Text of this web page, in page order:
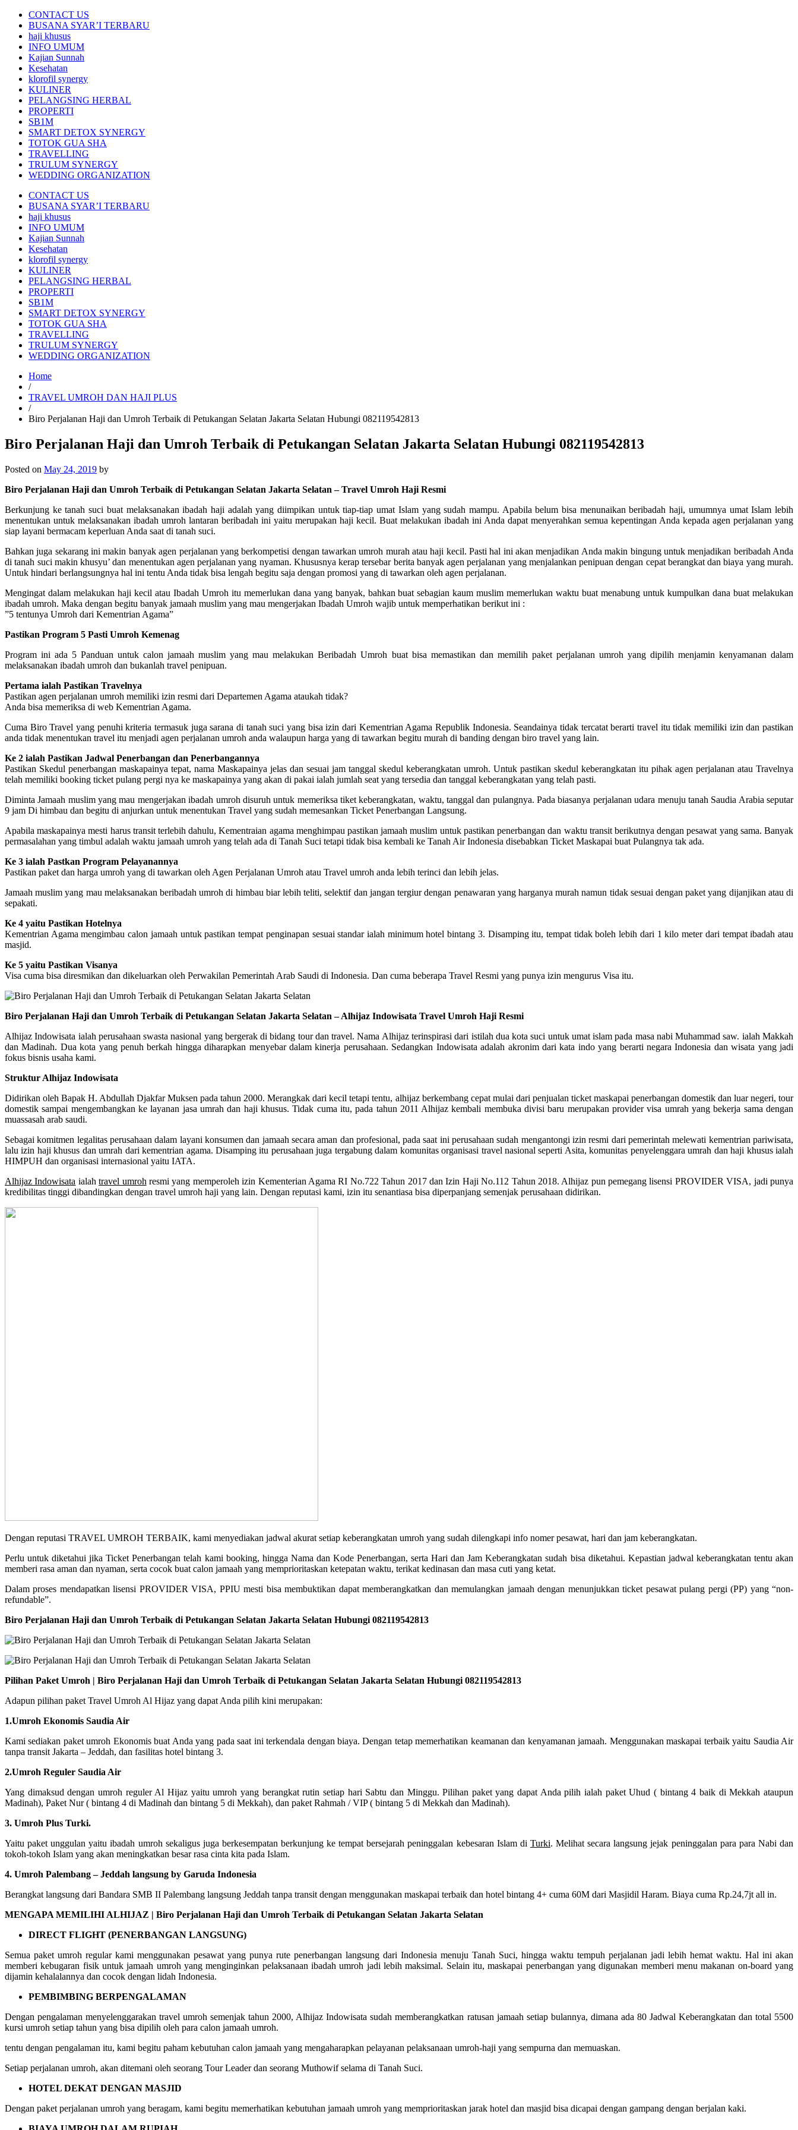
CONTACT US
BUSANA SYAR’I TERBARU
haji khusus
INFO UMUM
Kajian Sunnah
Kesehatan
klorofil synergy
KULINER
PELANGSING HERBAL
PROPERTI
SB1M
SMART DETOX SYNERGY
TOTOK GUA SHA
TRAVELLING
TRULUM SYNERGY
WEDDING ORGANIZATION
CONTACT US
BUSANA SYAR’I TERBARU
haji khusus
INFO UMUM
Kajian Sunnah
Kesehatan
klorofil synergy
KULINER
PELANGSING HERBAL
PROPERTI
SB1M
SMART DETOX SYNERGY
TOTOK GUA SHA
TRAVELLING
TRULUM SYNERGY
WEDDING ORGANIZATION
Home
/
TRAVEL UMROH DAN HAJI PLUS
/
Biro Perjalanan Haji dan Umroh Terbaik di Petukangan Selatan Jakarta Selatan Hubungi 082119542813
Biro Perjalanan Haji dan Umroh Terbaik di Petukangan Selatan Jakarta Selatan Hubungi 082119542813
Posted on May 24, 2019 by
Biro Perjalanan Haji dan Umroh Terbaik di Petukangan Selatan Jakarta Selatan – Travel Umroh Haji Resmi
Berkunjung ke tanah suci buat melaksanakan ibadah haji adalah yang diimpikan untuk tiap-tiap umat Islam yang sudah mampu. Apabila belum bisa menunaikan beribadah haji, umumnya umat Islam lebih
menentukan untuk melaksanakan ibadah umroh lantaran beribadah ini yaitu merupakan haji kecil. Buat melakukan ibadah ini Anda dapat menyerahkan semua kepentingan Anda kepada agen perjalanan yang
siap layani bermacam keperluan Anda saat di tanah suci.
Bahkan juga sekarang ini makin banyak agen perjalanan yang berkompetisi dengan tawarkan umroh murah atau haji kecil. Pasti hal ini akan menjadikan Anda makin bingung untuk menjadikan beribadah Anda
di tanah suci makin khusyu’ dan menentukan agen perjalanan yang nyaman. Khususnya kerap tersebar berita banyak agen perjalanan yang menjalankan penipuan dengan cepat berangkat dan biaya yang murah.
Untuk hindari berlangsungnya hal ini tentu Anda tidak bisa lengah begitu saja dengan promosi yang di tawarkan oleh agen perjalanan.
Mengingat dalam melakukan haji kecil atau Ibadah Umroh itu memerlukan dana yang banyak, bahkan buat sebagian kaum muslim memerlukan waktu buat menabung untuk kumpulkan dana buat melakukan
ibadah umroh. Maka dengan begitu banyak jamaah muslim yang mau mengerjakan Ibadah Umroh wajib untuk memperhatikan berikut ini :
”5 tentunya Umroh dari Kementrian Agama”
Pastikan Program 5 Pasti Umroh Kemenag
Program ini ada 5 Panduan untuk calon jamaah muslim yang mau melakukan Beribadah Umroh buat bisa memastikan dan memilih paket perjalanan umroh yang dipilih menjamin kenyamanan dalam
melaksanakan ibadah umroh dan bukanlah travel penipuan.
Pertama ialah Pastikan Travelnya
Pastikan agen perjalanan umroh memiliki izin resmi dari Departemen Agama ataukah tidak?
Anda bisa memeriksa di web Kementrian Agama.
Cuma Biro Travel yang penuhi kriteria termasuk juga sarana di tanah suci yang bisa izin dari Kementrian Agama Republik Indonesia. Seandainya tidak tercatat berarti travel itu tidak memiliki izin dan pastikan
anda tidak menentukan travel itu menjadi agen perjalanan umroh anda walaupun harga yang di tawarkan begitu murah di banding dengan biro travel yang lain.
Ke 2 ialah Pastikan Jadwal Penerbangan dan Penerbangannya
Pastikan Skedul penerbangan maskapainya tepat, nama Maskapainya jelas dan sesuai jam tanggal skedul keberangkatan umroh. Untuk pastikan skedul keberangkatan itu pihak agen perjalanan atau Travelnya
telah memiliki booking ticket pulang pergi nya ke maskapainya yang akan di pakai ialah jumlah seat yang tersedia dan tanggal keberangkatan yang telah pasti.
Diminta Jamaah muslim yang mau mengerjakan ibadah umroh disuruh untuk memeriksa tiket keberangkatan, waktu, tanggal dan pulangnya. Pada biasanya perjalanan udara menuju tanah Saudia Arabia seputar
9 jam Di himbau dan begitu di anjurkan untuk menentukan Travel yang sudah memesankan Ticket Penerbangan Langsung.
Apabila maskapainya mesti harus transit terlebih dahulu, Kementraian agama menghimpau pastikan jamaah muslim untuk pastikan penerbangan dan waktu transit berikutnya dengan pesawat yang sama. Banyak
permasalahan yang timbul adalah waktu jamaah umroh yang telah ada di Tanah Suci tetapi tidak bisa kembali ke Tanah Air Indonesia disebabkan Ticket Maskapai buat Pulangnya tak ada.
Ke 3 ialah Pastkan Program Pelayanannya
Pastikan paket dan harga umroh yang di tawarkan oleh Agen Perjalanan Umroh atau Travel umroh anda lebih terinci dan lebih jelas.
Jamaah muslim yang mau melaksanakan beribadah umroh di himbau biar lebih teliti, selektif dan jangan tergiur dengan penawaran yang harganya murah namun tidak sesuai dengan paket yang dijanjikan atau di
sepakati.
Ke 4 yaitu Pastikan Hotelnya
Kementrian Agama mengimbau calon jamaah untuk pastikan tempat penginapan sesuai standar ialah minimum hotel bintang 3. Disamping itu, tempat tidak boleh lebih dari 1 kilo meter dari tempat ibadah atau
masjid.
Ke 5 yaitu Pastikan Visanya
Visa cuma bisa diresmikan dan dikeluarkan oleh Perwakilan Pemerintah Arab Saudi di Indonesia. Dan cuma beberapa Travel Resmi yang punya izin mengurus Visa itu.
Biro Perjalanan Haji dan Umroh Terbaik di Petukangan Selatan Jakarta Selatan – Alhijaz Indowisata Travel Umroh Haji Resmi
Alhijaz Indowisata ialah perusahaan swasta nasional yang bergerak di bidang tour dan travel. Nama Alhijaz terinspirasi dari istilah dua kota suci untuk umat islam pada masa nabi Muhammad saw. ialah Makkah
dan Madinah. Dua kota yang penuh berkah hingga diharapkan menyebar dalam kinerja perusahaan. Sedangkan Indowisata adalah akronim dari kata indo yang berarti negara Indonesia dan wisata yang jadi
fokus bisnis usaha kami.
Struktur Alhijaz Indowisata
Didirikan oleh Bapak H. Abdullah Djakfar Muksen pada tahun 2000. Merangkak dari kecil tetapi tentu, alhijaz berkembang cepat mulai dari penjualan ticket maskapai penerbangan domestik dan luar negeri, tour
domestik sampai mengembangkan ke layanan jasa umrah dan haji khusus. Tidak cuma itu, pada tahun 2011 Alhijaz kembali membuka divisi baru merupakan provider visa umrah yang bekerja sama dengan
muassasah arab saudi.
Sebagai komitmen legalitas perusahaan dalam layani konsumen dan jamaah secara aman dan profesional, pada saat ini perusahaan sudah mengantongi izin resmi dari pemerintah melewati kementrian pariwisata,
lalu izin haji khusus dan umrah dari kementrian agama. Disamping itu perusahaan juga tergabung dalam komunitas organisasi travel nasional seperti Asita, komunitas penyelenggara umrah dan haji khusus ialah
HIMPUH dan organisasi internasional yaitu IATA.
Alhijaz Indowisata ialahtravel umroh resmi yang memperoleh izin Kementerian Agama RI No.722 Tahun 2017 dan Izin Haji No.112 Tahun 2018. Alhijaz pun pemegang lisensi PROVIDER VISA, jadi punya
kredibilitas tinggi dibandingkan dengan travel umroh haji yang lain. Dengan reputasi kami, izin itu senantiasa bisa diperpanjang semenjak perusahaan didirikan.
Dengan reputasi TRAVEL UMROH TERBAIK, kami menyediakan jadwal akurat setiap keberangkatan umroh yang sudah dilengkapi info nomer pesawat, hari dan jam keberangkatan.
Perlu untuk diketahui jika Ticket Penerbangan telah kami booking, hingga Nama dan Kode Penerbangan, serta Hari dan Jam Keberangkatan sudah bisa diketahui. Kepastian jadwal keberangkatan tentu akan
memberi rasa aman dan nyaman, serta cocok buat calon jamaah yang memprioritaskan ketepatan waktu, terikat kedinasan dan masa cuti yang ketat.
Dalam proses mendapatkan lisensi PROVIDER VISA, PPIU mesti bisa membuktikan dapat memberangkatkan dan memulangkan jamaah dengan menunjukkan ticket pesawat pulang pergi (PP) yang “non-
refundable”.
Biro Perjalanan Haji dan Umroh Terbaik di Petukangan Selatan Jakarta Selatan Hubungi 082119542813
Pilihan Paket Umroh | Biro Perjalanan Haji dan Umroh Terbaik di Petukangan Selatan Jakarta Selatan Hubungi 082119542813
Adapun pilihan paket Travel Umroh Al Hijaz yang dapat Anda pilih kini merupakan:
1.Umroh Ekonomis Saudia Air
Kami sediakan paket umroh Ekonomis buat Anda yang pada saat ini terkendala dengan biaya. Dengan tetap memerhatikan keamanan dan kenyamanan jamaah. Menggunakan maskapai terbaik yaitu Saudia Air
tanpa transit Jakarta – Jeddah, dan fasilitas hotel bintang 3.
2.Umroh Reguler Saudia Air
Yang dimaksud dengan umroh reguler Al Hijaz yaitu umroh yang berangkat rutin setiap hari Sabtu dan Minggu. Pilihan paket yang dapat Anda pilih ialah paket Uhud ( bintang 4 baik di Mekkah ataupun
Madinah), Paket Nur ( bintang 4 di Madinah dan bintang 5 di Mekkah), dan paket Rahmah / VIP ( bintang 5 di Mekkah dan Madinah).
3. Umroh Plus Turki.
Yaitu paket unggulan yaitu ibadah umroh sekaligus juga berkesempatan berkunjung ke tempat bersejarah peninggalan kebesaran Islam di Turki. Melihat secara langsung jejak peninggalan para para Nabi dan
tokoh-tokoh Islam yang akan meningkatkan besar rasa cinta kita pada Islam.
4. Umroh Palembang – Jeddah langsung by Garuda Indonesia
Berangkat langsung dari Bandara SMB II Palembang langsung Jeddah tanpa transit dengan menggunakan maskapai terbaik dan hotel bintang 4+ cuma 60M dari Masjidil Haram. Biaya cuma Rp.24,7jt all in.
MENGAPA MEMILIHI ALHIJAZ | Biro Perjalanan Haji dan Umroh Terbaik di Petukangan Selatan Jakarta Selatan
DIRECT FLIGHT (PENERBANGAN LANGSUNG)
Semua paket umroh regular kami menggunakan pesawat yang punya rute penerbangan langsung dari Indonesia menuju Tanah Suci, hingga waktu tempuh perjalanan jadi lebih hemat waktu. Hal ini akan
memberi kebugaran fisik untuk jamaah umroh yang menginginkan pelaksanaan ibadah umroh jadi lebih maksimal. Selain itu, maskapai penerbangan yang digunakan memberi menu makanan on-board yang
dijamin kehalalannya dan cocok dengan lidah Indonesia.
PEMBIMBING BERPENGALAMAN
Dengan pengalaman menyelenggarakan travel umroh semenjak tahun 2000, Alhijaz Indowisata sudah memberangkatkan ratusan jamaah setiap bulannya, dimana ada 80 Jadwal Keberangkatan dan total 5500
kursi umroh setiap tahun yang bisa dipilih oleh para calon jamaah umroh.
tentu dengan pengalaman itu, kami begitu paham kebutuhan calon jamaah yang mengaharapkan pelayanan pelaksanaan umroh-haji yang sempurna dan memuaskan.
Setiap perjalanan umroh, akan ditemani oleh seorang Tour Leader dan seorang Muthowif selama di Tanah Suci.
HOTEL DEKAT DENGAN MASJID
Dengan paket perjalanan umroh yang beragam, kami begitu memerhatikan kebutuhan jamaah umroh yang memprioritaskan jarak hotel dan masjid bisa dicapai dengan gampang dengan berjalan kaki.